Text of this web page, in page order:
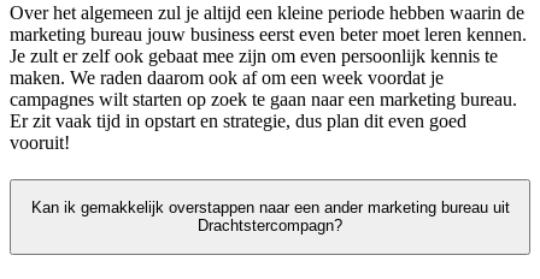
Over het algemeen zul je altijd een kleine periode hebben waarin de
marketing bureau jouw business eerst even beter moet leren kennen.
Je zult er zelf ook gebaat mee zijn om even persoonlijk kennis te
maken. We raden daarom ook af om een week voordat je
campagnes wilt starten op zoek te gaan naar een marketing bureau.
Er zit vaak tijd in opstart en strategie, dus plan dit even goed
vooruit!
Kan ik gemakkelijk overstappen naar een ander marketing bureau uit
Drachtstercompagn?